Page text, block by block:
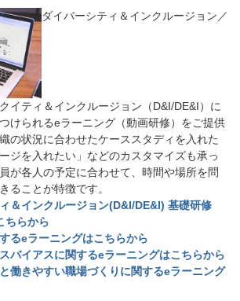
ダイバーシティ＆インクルージョン／
イティ＆インクルージョン（D&I/DE&I）に
けられるeラーニング（動画研修）をご提供
の状況に合わせたケーススタディを入れた
ジを入れたい」などのカスタマイズも承っ
が各人の予定に合わせて、時間や場所を問
ることが特徴です。
インクルージョン(D&I/DE&I) 基礎研修
ちらから
eラーニングはこちらから
イアスに関するeラーニングはこちらから
きやすい職場づくりに関するeラーニング